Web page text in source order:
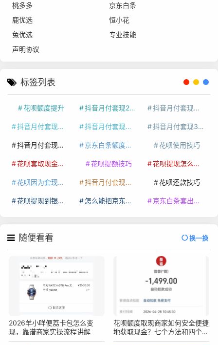
桃多多
京东白条
鹿优选
恒小花
兔优选
专业技能
声明协议
标签列表
花呗额度提升 抖音月付套现24小时接单 抖音月付套现怎么套
抖音月付套现多少手续费 抖音月付套现商家有哪些 抖音月付套现30秒技巧
抖音月付套现最新方法 京东白条额度提升 花呗使用技巧
花呗套取现金最佳方法 花呗提额技巧 花呗提现怎么操作
花呗因为套现被限额了这种情况要多久才会好 抖音月付套现秒回100起 花呗还款技巧
花呗提现到银行卡 怎么能把京东白条额度钱套出来 京东白条套出来手续费多少
随便看看 换一换
2026羊小咩便荔卡包怎么变
现，靠谱商家实操流程讲解
花呗额度取现商家如何安全便捷
地获取现金？七个方法和四个注
意事项要知道！